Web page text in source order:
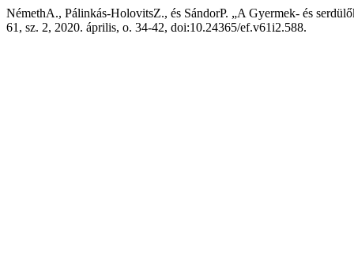
NémethA., Pálinkás-HolovitsZ., és SándorP. „A Gyermek- és
61, sz. 2, 2020. április, o. 34-42, doi:10.24365/ef.v61i2.588.